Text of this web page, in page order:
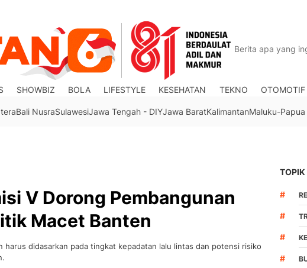
SHOWBIZ BOLA LIFESTYLE KESEHATAN TEKNO OTOMOTIF
Bali NusraSulawesiJawa Tengah - DIYJawa BaratKalimantanMaluku-Papua
V Dorong Pembangunan
Macet Banten
harus didasarkan pada tingkat kepadatan lalu lintas dan potensi risiko
TOPIK
#
#
#
#